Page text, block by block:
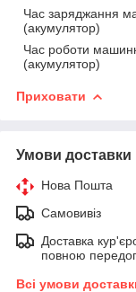
Час заряджання
(акумулятор)
Час роботи
(акумулятор)
Приховати
Умови доставки
Нова Пошта
Самовивіз
Доставка
повною
Всі умови